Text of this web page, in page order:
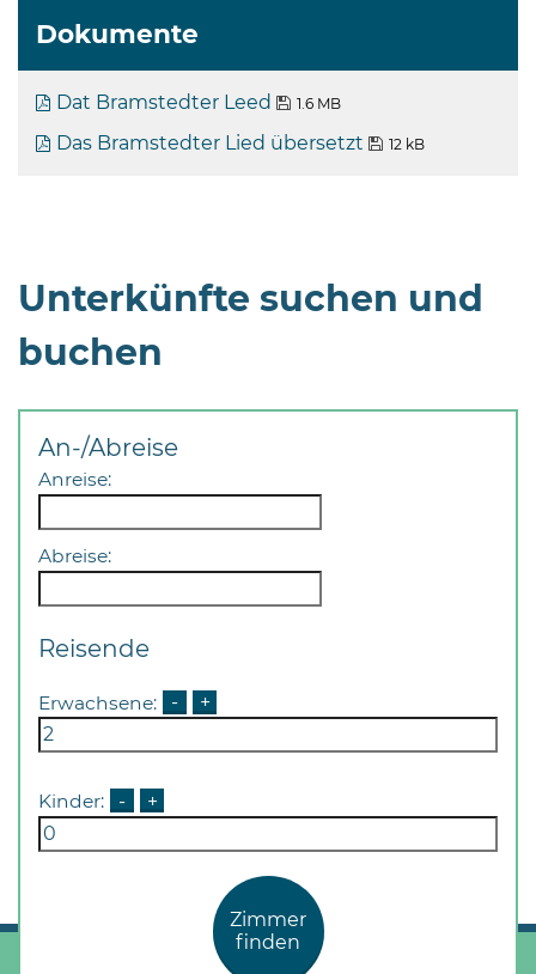
Dokumente
Dat Bramstedter Leed 1.6 MB
Das Bramstedter Lied übersetzt 12 kB
Unterkünfte suchen und
buchen
An-/Abreise
Anreise:
Abreise:
Reisende
Erwachsene: - +
Kinder: - +
Zimmer
finden